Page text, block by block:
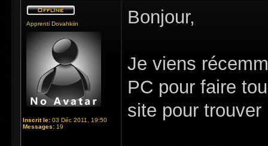
Apprenti Dovahkiin
Inscrit le: 03 Déc 2011, 19:50
Messages: 19
Bonjour,
Je viens
PC pour faire
site pour